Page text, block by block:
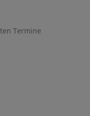
Termine